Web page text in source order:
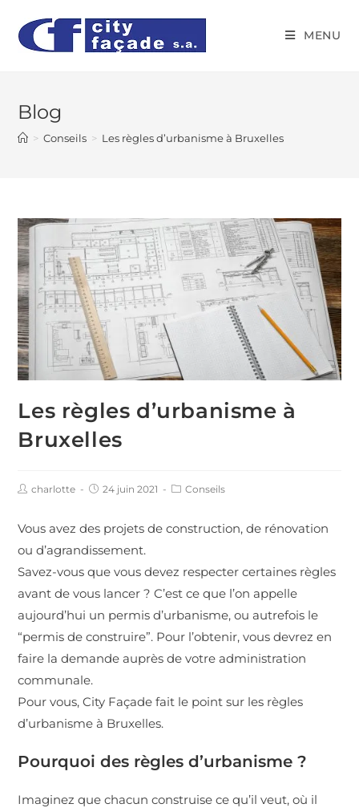
MENU
Blog
> Conseils > Les règles d’urbanisme à Bruxelles
Les règles d’urbanisme à
Bruxelles
charlotte 24 juin 2021 Conseils
Vous avez des projets de construction, de rénovation
ou d’agrandissement.
Savez-vous que vous devez respecter certaines règles
avant de vous lancer ? C’est ce que l’on appelle
aujourd’hui un permis d’urbanisme, ou autrefois le
“permis de construire”. Pour l’obtenir, vous devrez en
faire la demande auprès de votre administration
communale.
Pour vous, City Façade fait le point sur les règles
d’urbanisme à Bruxelles.
Pourquoi des règles d’urbanisme ?
Imaginez que chacun construise ce qu’il veut, où il